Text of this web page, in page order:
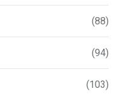
(88)
(94)
(103)